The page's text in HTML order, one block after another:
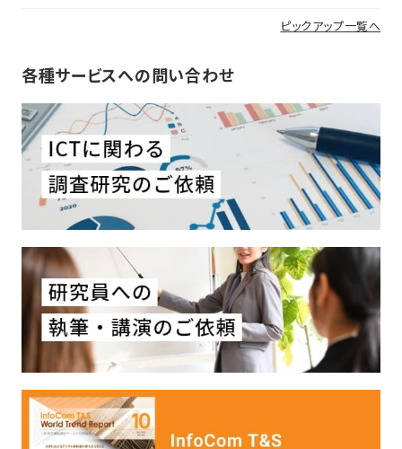
ピックアップ一覧へ
各種サービスへの問い合わせ